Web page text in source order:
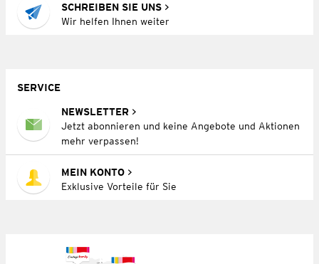
SCHREIBEN SIE UNS
Wir helfen Ihnen weiter
SERVICE
NEWSLETTER
Jetzt abonnieren und keine Angebote und Aktionen
mehr verpassen!
MEIN KONTO
Exklusive Vorteile für Sie